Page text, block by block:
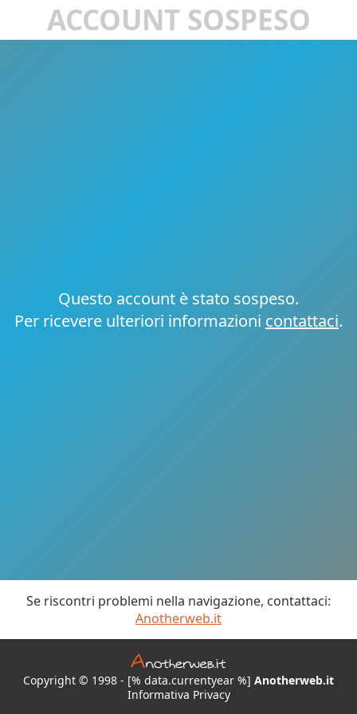
ACCOUNT SOSPESO
Questo account è stato sospeso.
Per ricevere ulteriori informazioni contattaci.
Se riscontri problemi nella navigazione, contattaci:
Anotherweb.it
Copyright © 1998 - [% data.currentyear %] Anotherweb.it
Informativa Privacy